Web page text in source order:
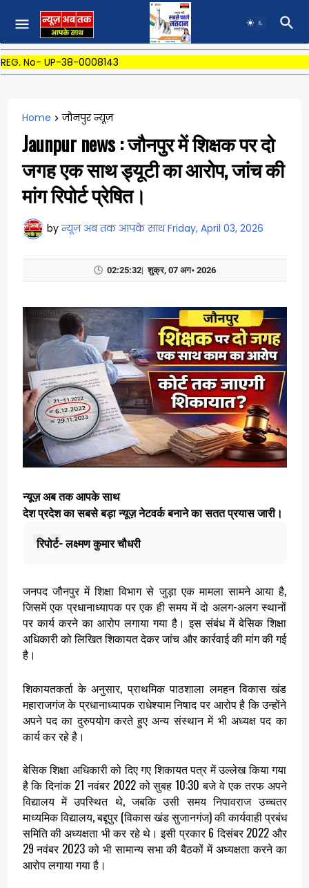
REG. No- UP-38-0008143
Home जौनपुर न्यूज़
Jaunpur news : जौनपुर में शिक्षक पर दो
जगह एक साथ ड्यूटी का आरोप, जांच की
मांग रिपोर्ट प्रेषित।
by न्यूज़ अब तक आपके साथ Friday, April 03, 2026
🕓 02:25:34| शुक्र, 07 अग॰ 2026
न्यूज़ अब तक आपके साथ
देश प्रदेश का सबसे बड़ा न्यूज़ नेटवर्क बनाने का सतत प्रयास जारी।
रिपोर्ट- लक्ष्मण कुमार चौधरी
जनपद जौनपुर में शिक्षा विभाग से जुड़ा एक मामला सामने आया है,
जिसमें एक प्रधानाध्यापक पर एक ही समय में दो अलग-अलग स्थानों
पर कार्य करने का आरोप लगाया गया है। इस संबंध में बेसिक शिक्षा
अधिकारी को लिखित शिकायत देकर जांच और कार्रवाई की मांग की गई
है।
शिकायतकर्ता के अनुसार, प्राथमिक पाठशाला लमहन विकास खंड
महाराजगंज के प्रधानाध्यापक राधेश्याम निषाद पर आरोप है कि उन्होंने
अपने पद का दुरुपयोग करते हुए अन्य संस्थान में भी अध्यक्ष पद का
कार्य कर रहे है।
बेसिक शिक्षा अधिकारी को दिए गए शिकायत पत्र में उल्लेख किया गया
है कि दिनांक 21 नवंबर 2022 को सुबह 10:30 बजे वे एक तरफ अपने
विद्यालय में उपस्थित थे, जबकि उसी समय निपावराज उच्चतर
माध्यमिक विद्यालय, बद्दूपुर (विकास खंड सुजानगंज) की कार्यवाही प्रबंध
समिति की अध्यक्षता भी कर रहे थे। इसी प्रकार 6 दिसंबर 2022 और
29 नवंबर 2023 को भी सामान्य सभा की बैठकों में अध्यक्षता करने का
आरोप लगाया गया है।